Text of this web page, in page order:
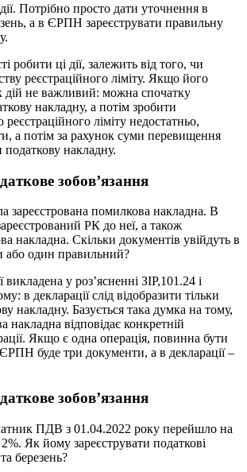
Потрібно просто дати уточнення в
а в ЄРПН зареєструвати правильну
робити ці дії, залежить від того, чи
реєстраційного ліміту. Якщо його
дій не важливий: можна спочатку
накладну, а потім зробити
ліміту недостатньо,
а потім за рахунок суми перевищення
накладну.
зобов’язання
зареєстрована помилкова накладна. В
РК до неї, а також
накладна. Скільки документів увійдуть в
або один правильний?
викладена у роз’ясненні ЗІР,101.24 і
в декларації слід відобразити тільки
накладну. Базується така думка на тому,
накладна відповідає конкретній
Якщо є одна операція, повинна бути
буде три документи, а в декларації –
зобов’язання
ПДВ з 01.04.2022 року перейшло на
Як йому зареєструвати податкові
березень?